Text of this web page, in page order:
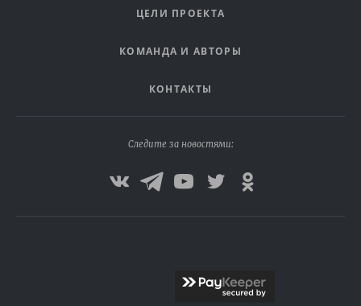
ЦЕЛИ ПРОЕКТА
КОМАНДА И АВТОРЫ
КОНТАКТЫ
Следите за новостями: